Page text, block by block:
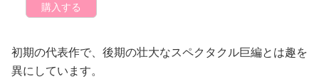
購入する
初期の代表作で、後期の壮大なスペクタクル巨編とは趣を
異にしています。